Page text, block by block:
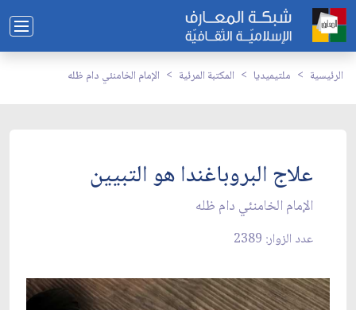
الرئيسية ملتيميديا المكتبة المرئية الإمام الخامنئي دام ظله
علاج البروباغندا هو التبيين
الإمام الخامنئي دام ظله
عدد الزوار: 2389